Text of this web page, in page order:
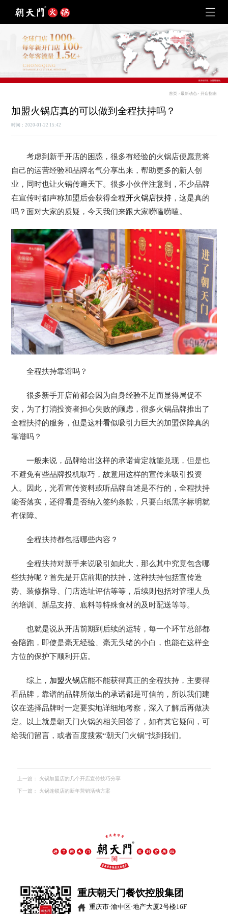
首页 >最新动态> 开店指南
加盟火锅店真的可以做到全程扶持吗？
时间：2020-01-22 15:42
考虑到新手开店的困惑，很多有经验的火锅店便愿意将
自己的运营经验和品牌名气分享出来，帮助更多的新人创
业，同时也让火锅传遍天下。很多小伙伴注意到，不少品牌
在宣传时都声称加盟后会获得全程开火锅店扶持 ，这是真的
吗？面对大家的质疑，今天我们来跟大家唠嗑唠嗑。
全程扶持靠谱吗？
很多新手开店前都会因为自身经验不足而显得局促不
安，为了打消投资者担心失败的顾虑，很多火锅品牌推出了
全程扶持的服务，但是这种看似吸引力巨大的加盟保障真的
靠谱吗？
一般来说，品牌给出这样的承诺肯定就能兑现，但是也
不避免有些品牌投机取巧，故意用这样的宣传来吸引投资
人。因此，光看宣传资料或听品牌自述是不行的，全程扶持
能否落实，还得看是否纳入签约条款，只要白纸黑字标明就
有保障。
全程扶持都包括哪些内容？
全程扶持对新手来说吸引如此大，那么其中究竟包含哪
些扶持呢？首先是开店前期的扶持，这种扶持包括宣传造
势、装修指导、门店选址评估等等，后续则包括对管理人员
的培训、新品支持、底料等特殊食材的及时配送等等。
也就是说从开店前期到后续的运转，每一个环节总部都
会陪跑，即使是毫无经验、毫无头绪的小白，也能在这样全
方位的保护下顺利开店。
综上， 加盟火锅店能不能获得真正的全程扶持，主要得
看品牌，靠谱的品牌所做出的承诺都是可信的，所以我们建
议在选择品牌时一定要实地详细地考察，深入了解后再做决
定。以上就是朝天门火锅的相关回答了，如有其它疑问，可
给我们留言，或者百度搜索“朝天门火锅”找到我们。
上一篇： 火锅加盟店的几个开店宣传技巧分享
下一篇： 火锅连锁店的新年营销活动方案
重庆朝天门餐饮控股集团
重庆市·渝中区·地产大厦2号楼16F